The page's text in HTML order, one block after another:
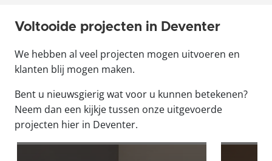
Voltooide projecten in Deventer
We hebben al veel projecten mogen uitvoeren en
klanten blij mogen maken.
Bent u nieuwsgierig wat voor u kunnen betekenen?
Neem dan een kijkje tussen onze uitgevoerde
projecten hier in Deventer.